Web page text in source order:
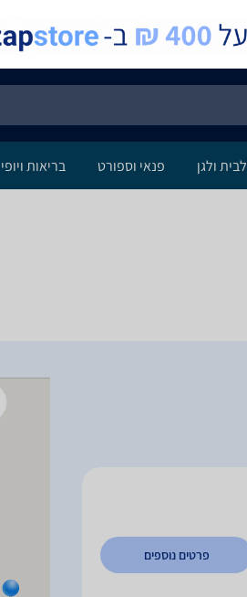
לבית ולגן פנאי וספורט בריאות ויופי
פרטים נוספים